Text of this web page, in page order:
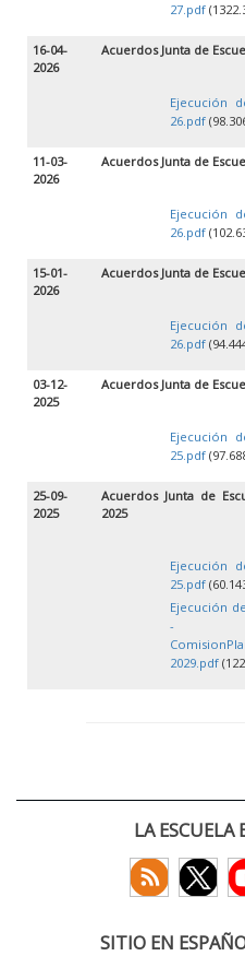
27.pdf
16-04-
2026
Acuerdos Junta de
Ejecución
26.pdf
11-03-
2026
Acuerdos Junta de
Ejecución
26.pdf
15-01-
2026
Acuerdos Junta de
Ejecución
26.pdf
03-12-
2025
Acuerdos Junta de
Ejecución
25.pdf
25-09-
2025
Acuerdos Junta de
2025
Ejecución
25.pdf
Ejecución
-
2029.pdf
LA ESCUELA
SITIO EN